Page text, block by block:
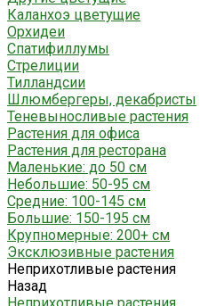
Каланхоэ цветущие
Орхидеи
Спатифиллумы
Стрелиции
Тилландсии
Шлюмбергеры, декабристы
Теневыносливые растения
Растения для офиса
Растения для ресторана
Маленькие: до 50 см
Небольшие: 50-95 см
Средние: 100-145 см
Большие: 150-195 см
Крупномерные: 200+ см
Эксклюзивные растения
Неприхотливые растения
Назад